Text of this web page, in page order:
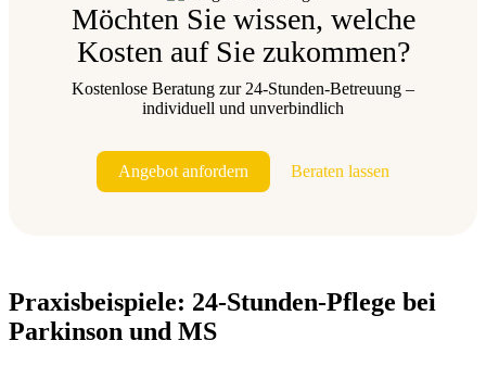
Möchten Sie wissen, welche
Kosten auf Sie zukommen?
Kostenlose Beratung zur 24-Stunden-Betreuung –
individuell und unverbindlich
Angebot anfordern Beraten lassen
Praxisbeispiele: 24-Stunden-Pflege bei
Parkinson und MS